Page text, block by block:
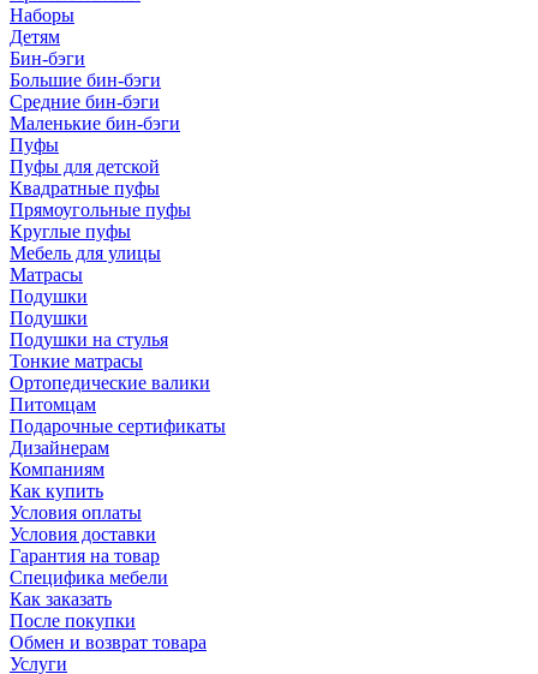
Наборы
Детям
Бин-бэги
Большие бин-бэги
Средние бин-бэги
Маленькие бин-бэги
Пуфы
Пуфы для детской
Квадратные пуфы
Прямоугольные пуфы
Круглые пуфы
Мебель для улицы
Матрасы
Подушки
Подушки
Подушки на стулья
Тонкие матрасы
Ортопедические валики
Питомцам
Подарочные сертификаты
Дизайнерам
Компаниям
Как купить
Условия оплаты
Условия доставки
Гарантия на товар
Специфика мебели
Как заказать
После покупки
Обмен и возврат товара
Услуги